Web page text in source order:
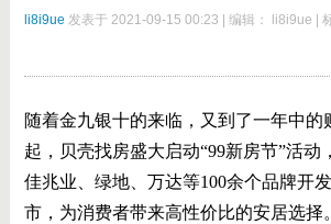
li8i9ue 发表于 2021-09-15 00:23 编辑： li8i9ue
随着金九银十的来临，又到了一年中的
起，贝壳找房盛大启动“99新房节”活动
佳兆业、绿地、万达等100余个品牌开
市，为消费者带来高性价比的安居选择。